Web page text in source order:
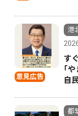
意見広告
港
す
｢
自
都